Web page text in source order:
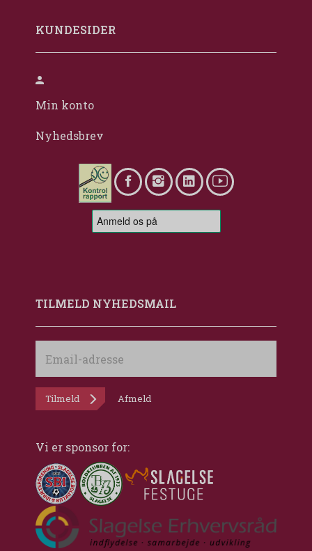
KUNDESIDER
Min konto
Nyhedsbrev
TILMELD NYHEDSMAIL
adresse
Tilmeld Afmeld
Vi er sponsor for: